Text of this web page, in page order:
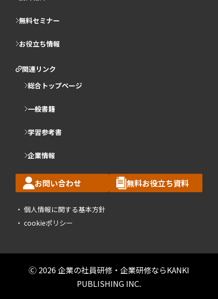
無料セミナー
お役立ち情報
関連リンク
総合トップページ
一般書籍
学習参考書
企業情報
お問い合わせ 無料お役立ち資料
個人情報に関する基本方針
cookieポリシー
Ⓒ 2026 企業の社員研修・企業研修ならKANKI
PUBLISHING INC.